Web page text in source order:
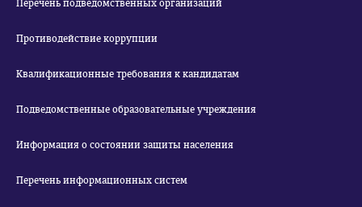
Перечень подведомственных организаций
Противодействие коррупции
Квалификационные требования к кандидатам
Подведомственные образовательные учреждения
Информация о состоянии защиты населения
Перечень информационных систем